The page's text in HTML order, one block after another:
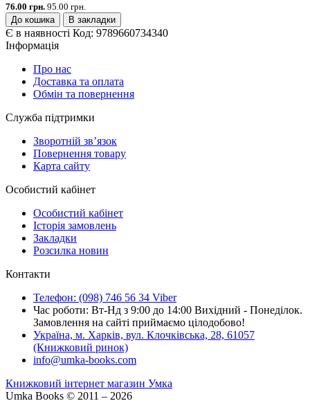
76.00 грн. 95.00 грн.
До кошика
В закладки
Є в наявності Код: 9789660734340
Інформація
Про нас
Доставка та оплата
Обмін та повернення
Служба підтримки
Зворотній зв’язок
Повернення товару
Карта сайту
Особистий кабінет
Особистий кабінет
Історія замовлень
Закладки
Розсилка новин
Контакти
Телефон: (098) 746 56 34 Viber
Час роботи: Вт-Нд з 9:00 до 14:00 Вихідний - Понеділок.
Замовлення на сайті приймаємо цілодобово!
Україна, м. Харків, вул. Клочківська, 28, 61057
(Книжковий ринок)
info@umka-books.com
Книжковий інтернет магазин Умка
Umka Books © 2011 – 2026